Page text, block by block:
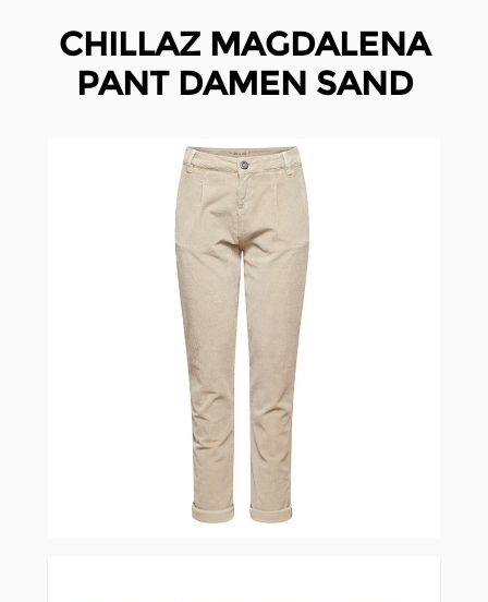
CHILLAZ MAGDALENA
PANT DAMEN SAND
Clicken, um das Karussell zu überspringen